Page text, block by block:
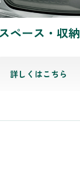
スペース・収納
詳しくはこちら